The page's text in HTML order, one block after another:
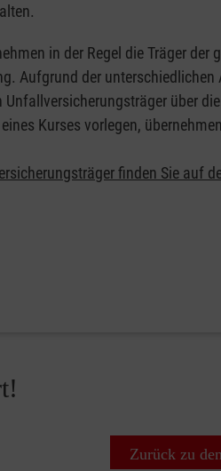
in der Regel die Träger
Aufgrund der
über
Kurses vorlegen,
finden Sie auf
Zurück zu